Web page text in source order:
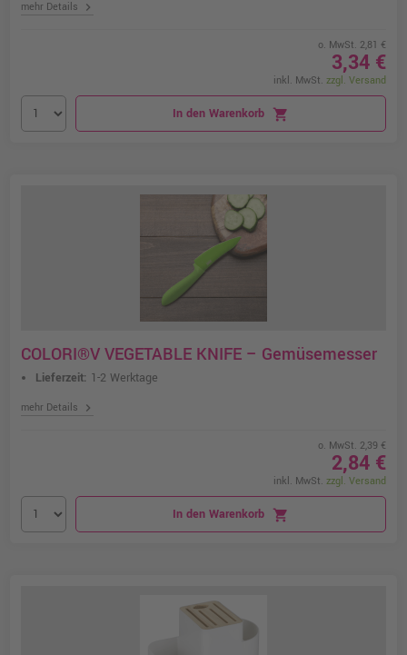
mehr Details chevron_right
o. MwSt. 2,81 €
3,34 €
inkl. MwSt. zzgl. Versand
In den Warenkorb shopping_cart
COLORI®V VEGETABLE KNIFE – Gemüsemesser
Lieferzeit: 1-2 Werktage
mehr Details chevron_right
o. MwSt. 2,39 €
2,84 €
inkl. MwSt. zzgl. Versand
In den Warenkorb shopping_cart